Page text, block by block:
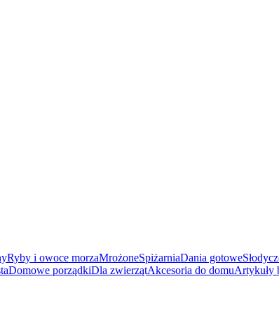
Ryby i owoce morzaMrożoneSpiżarniaDania gotowe
Domowe porządkiDla zwierzątAkcesoria do domuArtykuły